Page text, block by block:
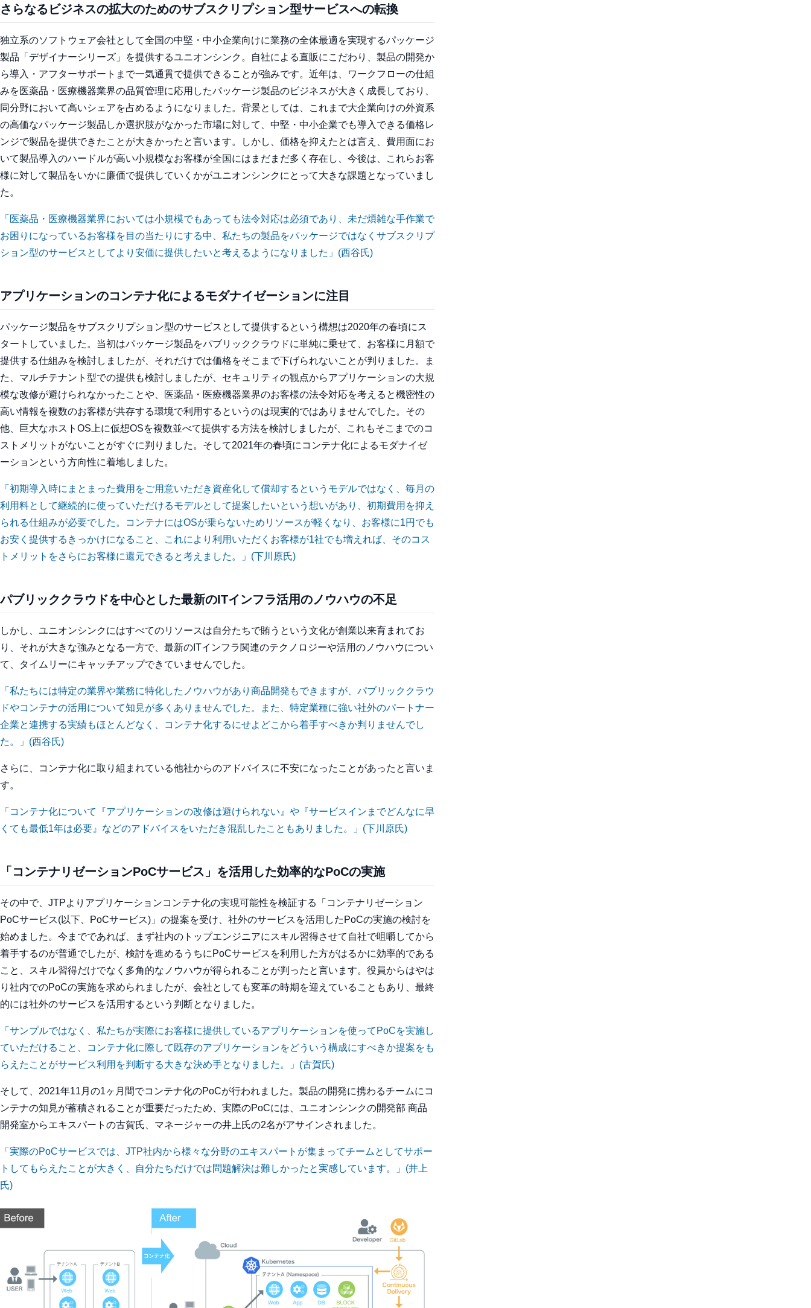
さらなるビジネスの拡大のためのサブスクリプション型サービスへの転換
独立系のソフトウェア会社として全国の中堅・中小企業向けに業務の全体最適を実現するパッケージ
製品「デザイナーシリーズ」を提供するユニオンシンク。自社による直販にこだわり、製品の開発か
ら導入・アフターサポートまで一気通貫で提供できることが強みです。近年は、ワークフローの仕組
みを医薬品・医療機器業界の品質管理に応用したパッケージ製品のビジネスが大きく成長しており、
同分野において高いシェアを占めるようになりました。背景としては、これまで大企業向けの外資系
の高価なパッケージ製品しか選択肢がなかった市場に対して、中堅・中小企業でも導入できる価格レ
ンジで製品を提供できたことが大きかったと言います。しかし、価格を抑えたとは言え、費用面にお
いて製品導入のハードルが高い小規模なお客様が全国にはまだまだ多く存在し、今後は、これらお客
様に対して製品をいかに廉価で提供していくかがユニオンシンクにとって大きな課題となっていまし
た。
「医薬品・医療機器業界においては小規模でもあっても法令対応は必須であり、未だ煩雑な手作業で
お困りになっているお客様を目の当たりにする中、私たちの製品をパッケージではなくサブスクリプ
ション型のサービスとしてより安価に提供したいと考えるようになりました」 (西谷氏)
アプリケーションのコンテナ化によるモダナイゼーションに注目
パッケージ製品をサブスクリプション型のサービスとして提供するという構想は2020年の春頃にス
タートしていました。当初はパッケージ製品をパブリッククラウドに単純に乗せて、お客様に月額で
提供する仕組みを検討しましたが、それだけでは価格をそこまで下げられないことが判りました。ま
た、マルチテナント型での提供も検討しましたが、セキュリティの観点からアプリケーションの大規
模な改修が避けられなかったことや、医薬品・医療機器業界のお客様の法令対応を考えると機密性の
高い情報を複数のお客様が共存する環境で利用するというのは現実的ではありませんでした。その
他、巨大なホストOS上に仮想OSを複数並べて提供する方法を検討しましたが、これもそこまでのコ
ストメリットがないことがすぐに判りました。そして2021年の春頃にコンテナ化によるモダナイゼ
ーションという方向性に着地しました。
「初期導入時にまとまった費用をご用意いただき資産化して償却するというモデルではなく、毎月の
利用料として継続的に使っていただけるモデルとして提案したいという想いがあり、初期費用を抑え
られる仕組みが必要でした。コンテナにはOSが乗らないためリソースが軽くなり、お客様に1円でも
お安く提供するきっかけになること、これにより利用いただくお客様が1社でも増えれば、そのコス
トメリットをさらにお客様に還元できると考えました。」 (下川原氏)
パブリッククラウドを中心とした最新のITインフラ活用のノウハウの不足
しかし、ユニオンシンクにはすべてのリソースは自分たちで賄うという文化が創業以来育まれてお
り、それが大きな強みとなる一方で、最新のITインフラ関連のテクノロジーや活用のノウハウについ
て、タイムリーにキャッチアップできていませんでした。
「私たちには特定の業界や業務に特化したノウハウがあり商品開発もできますが、パブリッククラウ
ドやコンテナの活用について知見が多くありませんでした。また、特定業種に強い社外のパートナー
企業と連携する実績もほとんどなく、コンテナ化するにせよどこから着手すべきか判りませんでし
た。」 (西谷氏)
さらに、コンテナ化に取り組まれている他社からのアドバイスに不安になったことがあったと言いま
す。
「コンテナ化について『アプリケーションの改修は避けられない』や『サービスインまでどんなに早
くても最低1年は必要』などのアドバイスをいただき混乱したこともありました。」 (下川原氏)
「コンテナリゼーションPoCサービス」を活用した効率的なPoCの実施
その中で、JTPよりアプリケーションコンテナ化の実現可能性を検証する「コンテナリゼーション
PoCサービス(以下、PoCサービス)」の提案を受け、社外のサービスを活用したPoCの実施の検討を
始めました。今までであれば、まず社内のトップエンジニアにスキル習得させて自社で咀嚼してから
着手するのが普通でしたが、検討を進めるうちにPoCサービスを利用した方がはるかに効率的である
こと、スキル習得だけでなく多角的なノウハウが得られることが判ったと言います。役員からはやは
り社内でのPoCの実施を求められましたが、会社としても変革の時期を迎えていることもあり、最終
的には社外のサービスを活用するという判断となりました。
「サンプルではなく、私たちが実際にお客様に提供しているアプリケーションを使ってPoCを実施し
ていただけること、コンテナ化に際して既存のアプリケーションをどういう構成にすべきか提案をも
らえたことがサービス利用を判断する大きな決め手となりました。」 (古賀氏)
そして、2021年11月の1ヶ月間でコンテナ化のPoCが行われました。製品の開発に携わるチームにコ
ンテナの知見が蓄積されることが重要だったため、実際のPoCには、ユニオンシンクの開発部 商品
開発室からエキスパートの古賀氏、マネージャーの井上氏の2名がアサインされました。
「実際のPoCサービスでは、JTP社内から様々な分野のエキスパートが集まってチームとしてサポー
トしてもらえたことが大きく、自分たちだけでは問題解決は難しかったと実感しています。」 (井上
氏)